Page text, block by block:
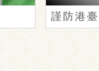
謹防港